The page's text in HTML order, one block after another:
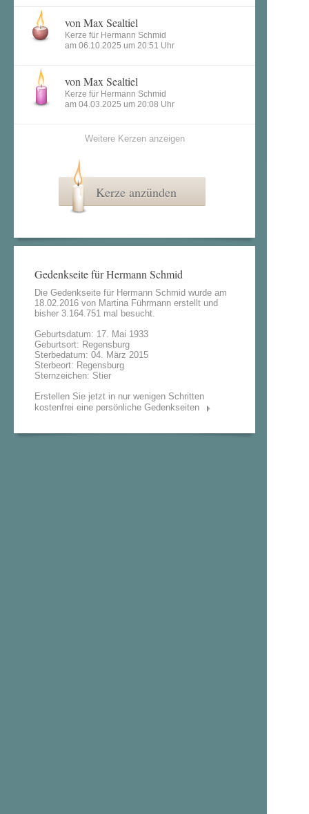
von Max Sealtiel
Kerze für Hermann Schmid
am 06.10.2025 um 20:51 Uhr
von Max Sealtiel
Kerze für Hermann Schmid
am 04.03.2025 um 20:08 Uhr
Weitere Kerzen anzeigen
Kerze anzünden
Gedenkseite für Hermann Schmid
Die Gedenkseite für Hermann Schmid wurde am
18.02.2016 von Martina Führmann erstellt und
bisher 3.164.751 mal besucht.
Geburtsdatum: 17. Mai 1933
Geburtsort: Regensburg
Sterbedatum: 04. März 2015
Sterbeort: Regensburg
Sternzeichen: Stier
Erstellen Sie jetzt in nur wenigen Schritten
kostenfrei eine persönliche Gedenkseiten